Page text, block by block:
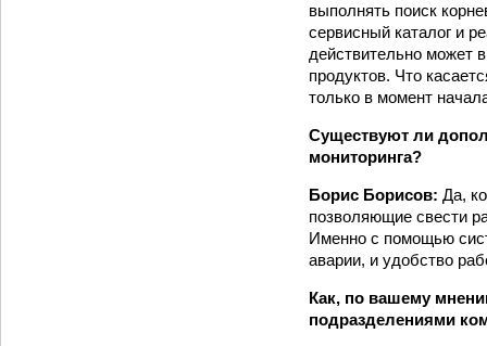
выполнять поиск
сервисный каталог и
действительно может
продуктов. Что
только в момент
Существуют ли
мониторинга?
Борис Борисов: Да,
позволяющие свести
Именно с помощью
аварии, и удобство
Как, по вашему
подразделениями